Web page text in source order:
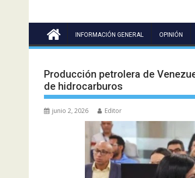
INFORMACIÓN GENERAL OPINIÓN
Producción petrolera de
de hidrocarburos
junio 2, 2026 Editor